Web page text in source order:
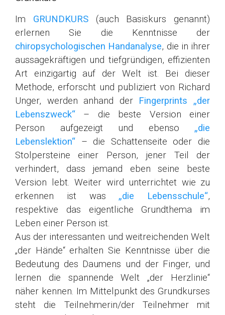
Im GRUNDKURS
(auch Basiskurs genannt)
erlernen Sie die Kenntnisse der
chiropsychologischen Handanalyse, die in ihrer
aussagekräftigen und tiefgründigen, effizienten
Art einzigartig auf der Welt ist. Bei dieser
Methode, erforscht und publiziert von Richard
Unger, werden anhand der Fingerprints
„der
Lebenszweck“ – die beste Version einer
Person aufgezeigt und ebenso „die
Lebenslektion“ – die Schattenseite oder die
Stolpersteine einer Person, jener Teil der
verhindert, dass jemand eben seine beste
Version lebt. Weiter wird unterrichtet wie zu
erkennen ist was „die Lebensschule“,
respektive das eigentliche Grundthema im
Leben einer Person ist.
Aus der interessanten und weitreichenden Welt
„der Hände“ erhalten Sie Kenntnisse über die
Bedeutung des Daumens und der Finger, und
lernen die spannende Welt „der Herzlinie“
näher kennen. Im Mittelpunkt des Grundkurses
steht die Teilnehmerin/der Teilnehmer mit